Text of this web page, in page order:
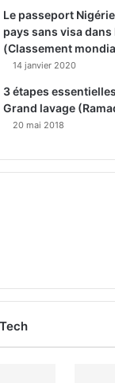
Le passeport
pays sans visa
(Classement
14 janvier 2020
3 étapes
Grand lavage
20 mai 2018